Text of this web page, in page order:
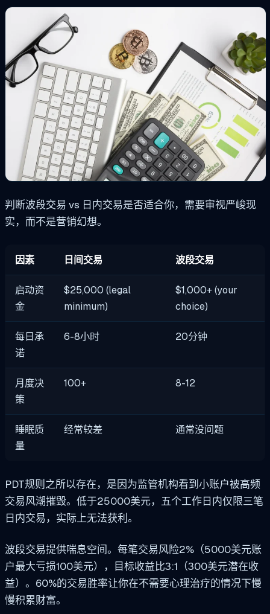
判断波段交易 vs 日内交易是否适合你，需要审视严峻现
实，而不是营销幻想。
因素 日间交易 波段交易
启动资
金
$25,000 (legal
minimum)
$1,000+ (your
choice)
每日承
诺
6-8小时 20分钟
月度决
策
100+ 8-12
睡眠质
量
经常较差 通常没问题
PDT规则之所以存在，是因为监管机构看到小账户被高频
交易风潮摧毁。低于25000美元，五个工作日内仅限三笔
日内交易，实际上无法获利。
波段交易提供喘息空间。每笔交易风险2%（5000美元账
户最大亏损100美元），目标收益比3:1（300美元潜在收
益）。60%的交易胜率让你在不需要心理治疗的情况下慢
慢积累财富。